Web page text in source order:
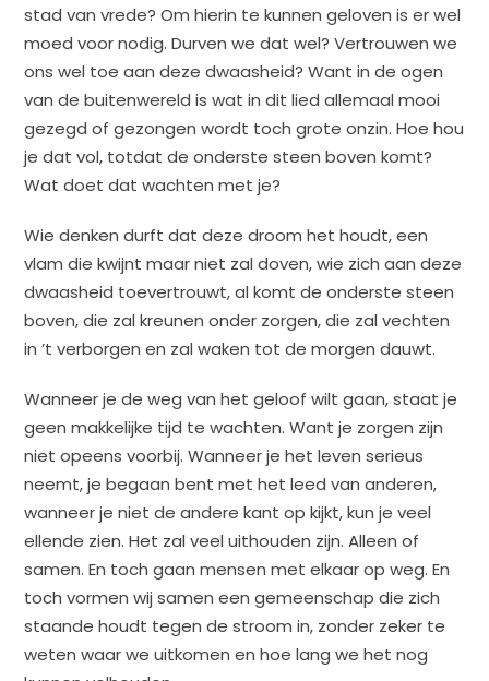
stad van vrede? Om hierin te kunnen geloven is er wel
moed voor nodig. Durven we dat wel? Vertrouwen we
ons wel toe aan deze dwaasheid? Want in de ogen
van de buitenwereld is wat in dit lied allemaal mooi
gezegd of gezongen wordt toch grote onzin. Hoe hou
je dat vol, totdat de onderste steen boven komt?
Wat doet dat wachten met je?
Wie denken durft dat deze droom het houdt, een
vlam die kwijnt maar niet zal doven, wie zich aan deze
dwaasheid toevertrouwt, al komt de onderste steen
boven, die zal kreunen onder zorgen, die zal vechten
in ’t verborgen en zal waken tot de morgen dauwt.
Wanneer je de weg van het geloof wilt gaan, staat je
geen makkelijke tijd te wachten. Want je zorgen zijn
niet opeens voorbij. Wanneer je het leven serieus
neemt, je begaan bent met het leed van anderen,
wanneer je niet de andere kant op kijkt, kun je veel
ellende zien. Het zal veel uithouden zijn. Alleen of
samen. En toch gaan mensen met elkaar op weg. En
toch vormen wij samen een gemeenschap die zich
staande houdt tegen de stroom in, zonder zeker te
weten waar we uitkomen en hoe lang we het nog